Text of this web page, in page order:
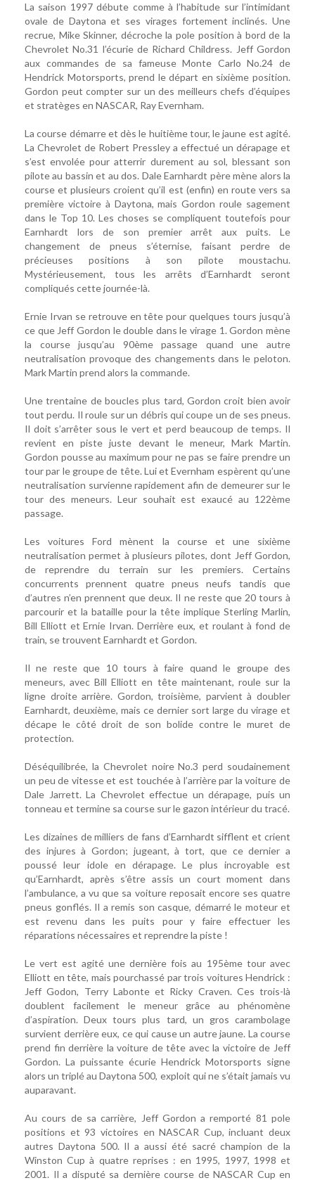
La saison 1997 débute comme à l’habitude sur l’intimidant
ovale de Daytona et ses virages fortement inclinés. Une
recrue, Mike Skinner, décroche la pole position à bord de la
Chevrolet No.31 l’écurie de Richard Childress. Jeff Gordon
aux commandes de sa fameuse Monte Carlo No.24 de
Hendrick Motorsports, prend le départ en sixième position.
Gordon peut compter sur un des meilleurs chefs d’équipes
et stratèges en NASCAR, Ray Evernham.
La course démarre et dès le huitième tour, le jaune est agité.
La Chevrolet de Robert Pressley a effectué un dérapage et
s’est envolée pour atterrir durement au sol, blessant son
pilote au bassin et au dos. Dale Earnhardt père mène alors la
course et plusieurs croient qu’il est (enfin) en route vers sa
première victoire à Daytona, mais Gordon roule sagement
dans le Top 10. Les choses se compliquent toutefois pour
Earnhardt lors de son premier arrêt aux puits. Le
changement de pneus s’éternise, faisant perdre de
précieuses positions à son pilote moustachu.
Mystérieusement, tous les arrêts d’Earnhardt seront
compliqués cette journée-là.
Ernie Irvan se retrouve en tête pour quelques tours jusqu’à
ce que Jeff Gordon le double dans le virage 1. Gordon mène
la course jusqu’au 90ème passage quand une autre
neutralisation provoque des changements dans le peloton.
Mark Martin prend alors la commande.
Une trentaine de boucles plus tard, Gordon croit bien avoir
tout perdu. Il roule sur un débris qui coupe un de ses pneus.
Il doit s’arrêter sous le vert et perd beaucoup de temps. Il
revient en piste juste devant le meneur, Mark Martin.
Gordon pousse au maximum pour ne pas se faire prendre un
tour par le groupe de tête. Lui et Evernham espèrent qu’une
neutralisation survienne rapidement afin de demeurer sur le
tour des meneurs. Leur souhait est exaucé au 122ème
passage.
Les voitures Ford mènent la course et une sixième
neutralisation permet à plusieurs pilotes, dont Jeff Gordon,
de reprendre du terrain sur les premiers. Certains
concurrents prennent quatre pneus neufs tandis que
d’autres n’en prennent que deux. Il ne reste que 20 tours à
parcourir et la bataille pour la tête implique Sterling Marlin,
Bill Elliott et Ernie Irvan. Derrière eux, et roulant à fond de
train, se trouvent Earnhardt et Gordon.
Il ne reste que 10 tours à faire quand le groupe des
meneurs, avec Bill Elliott en tête maintenant, roule sur la
ligne droite arrière. Gordon, troisième, parvient à doubler
Earnhardt, deuxième, mais ce dernier sort large du virage et
décape le côté droit de son bolide contre le muret de
protection.
Déséquilibrée, la Chevrolet noire No.3 perd soudainement
un peu de vitesse et est touchée à l’arrière par la voiture de
Dale Jarrett. La Chevrolet effectue un dérapage, puis un
tonneau et termine sa course sur le gazon intérieur du tracé.
Les dizaines de milliers de fans d’Earnhardt sifflent et crient
des injures à Gordon; jugeant, à tort, que ce dernier a
poussé leur idole en dérapage. Le plus incroyable est
qu’Earnhardt, après s’être assis un court moment dans
l’ambulance, a vu que sa voiture reposait encore ses quatre
pneus gonflés. Il a remis son casque, démarré le moteur et
est revenu dans les puits pour y faire effectuer les
réparations nécessaires et reprendre la piste !
Le vert est agité une dernière fois au 195ème tour avec
Elliott en tête, mais pourchassé par trois voitures Hendrick :
Jeff Godon, Terry Labonte et Ricky Craven. Ces trois-là
doublent facilement le meneur grâce au phénomène
d’aspiration. Deux tours plus tard, un gros carambolage
survient derrière eux, ce qui cause un autre jaune. La course
prend fin derrière la voiture de tête avec la victoire de Jeff
Gordon. La puissante écurie Hendrick Motorsports signe
alors un triplé au Daytona 500, exploit qui ne s’était jamais vu
auparavant.
Au cours de sa carrière, Jeff Gordon a remporté 81 pole
positions et 93 victoires en NASCAR Cup, incluant deux
autres Daytona 500. Il a aussi été sacré champion de la
Winston Cup à quatre reprises : en 1995, 1997, 1998 et
2001. Il a disputé sa dernière course de NASCAR Cup en